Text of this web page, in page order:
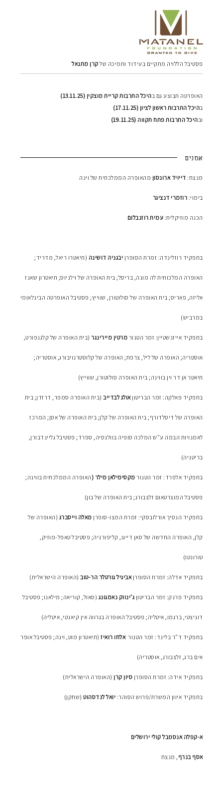
פסטיבל הללויה מתקיים בעידוד ותמיכה של קרן מתנאל
האופרטה תבוצע גם בהיכל התרבות קריית מוצקין (13.11.25)
בהיכל התרבות ראשון לציון (17.11.25)
ובהיכל התרבות פתח תקווה (19.11.25)
אמנים
מנצח: דייויד ארונסון מהאופרה הממלכתית של וינה
בימוי: רוזמרי דנציגר
הכנה מוזיקלית: עמית רוזנבלום
בתפקיד רוזלינדה: זמרת הסופרן יבגניה דושינה (תיאטרו ריאל, מדריד;
האופרה המלכותית לה מונה, בריסל; בית האופרה של וילניוס; תיאטרון שאנז
אליזה, פאריס; בית האופרה של סולוטורן, שווייץ; פסטיבל האופרטה הבינלאומי
במרביש)
בתפקיד אייזנשטיין: זמר הטנור מרטין מיירינגר (בית האופרה של קלגנפורט,
אוסטריה; האופרה של ליל, צרפת; האופרה של קלוסטרנויבורג, אוסטריה;
תיאטר אן דר וין בווינה; בית האופרה סולוטורן, שווייץ)
בתפקיד פאלקה: זמר הבריטון אולג לבדייב (בית האופרה סמפר, דרזדן; בית
האופרה של דיסלדורף; בית האופרה של קלן; בית האופרה של אסן; המרכז
לאמנויות הבמה ע"ש המלכה סופיה בוולנסיה, ספרד; פסטיבל גליינדבורן,
בריטניה)
בתפקיד אלפרד: זמר הטנור מקסימילאן מילר (האופרה הממלכתית בווינה;
פסטיבל המוצרטאום זלצבורג; בית האופרה של בון)
בתפקיד הנסיך אורלובסקי: זמרת המצו-סופרן מאלה וייסברג (האופרה של
קלן, האופרה החדשה של סאן דייגו, קליפורניה; פסטיבל טאפל-מוזיק,
טורונטו)
בתפקיד אדלה: זמרת הסופרן אביגיל גורטלר הר-טוב (האופרה הישראלית)
בתפקיד פרנק: זמר הבריטון ג'ינווק נאמגונג (סאול, קוריאה; מילאנו; פסטיבל
דוניצטי, ברגמו, איטליה; פסטיבל האופרה בגרווה אין קיאנטי, איטליה)
בתפקיד ד"ר בלינד: זמר הטנור אלחו רואיז (תיאטרון מוט, וינה; פסטיבל אופר
אים ברג, זלצבורג, אוסטריה)
בתפקיד אידה: זמרת הסופרן סיון קרן (האופרה הישראלית)
בתפקיד איוון המשרת/פרוש הסוהר: יואל לנדסהוט (שחקן)
א-קפלה אנסמבל קולי ירושלים
אסף בנרף , מנצח